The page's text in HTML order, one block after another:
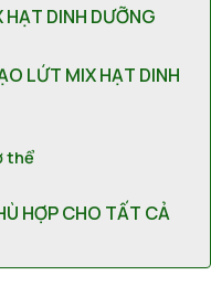
DINH DƯỠNG
LỨT MIX HẠT DINH
thể
HỢP CHO TẤT CẢ